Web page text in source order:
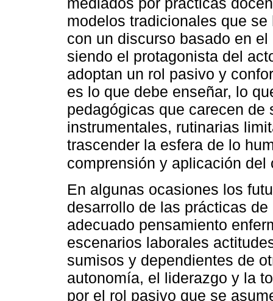
modelos tradicionales que
con un discurso basado en
siendo el protagonista del
adoptan un rol pasivo y
es lo que debe enseñar, lo
pedagógicas que carecen
instrumentales, rutinarias
trascender la esfera de lo
comprensión y aplicación
En algunas ocasiones los
desarrollo de las prácticas
adecuado pensamiento
escenarios laborales
sumisos y dependientes de
autonomía, el liderazgo y la
por el rol pasivo que se